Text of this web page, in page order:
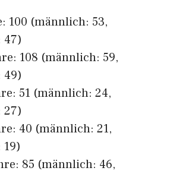
100 (männlich: 53,
47)
108 (männlich: 59,
49)
51 (männlich: 24,
27)
40 (männlich: 21,
85 (männlich: 46,